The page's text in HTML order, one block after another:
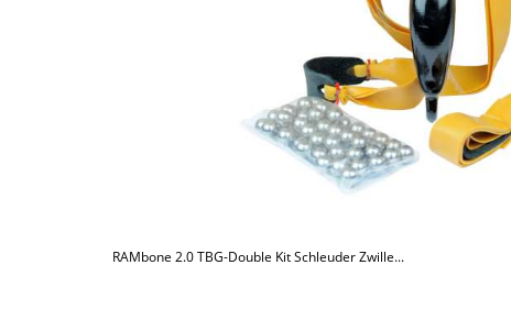
RAMbone 2.0 TBG-Double Kit Schleuder Zwille...